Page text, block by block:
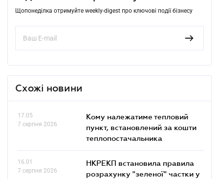
Щопонеділка отримуйте weekly-digest про ключові події бізнесу
Схожі новини
17.05
7 серпня 2026
Кому належатиме тепловий
пункт, встановлений за кошти
теплопостачальника
16.01
7 серпня 2026
НКРЕКП встановила правила
розрахунку "зеленої" частки у